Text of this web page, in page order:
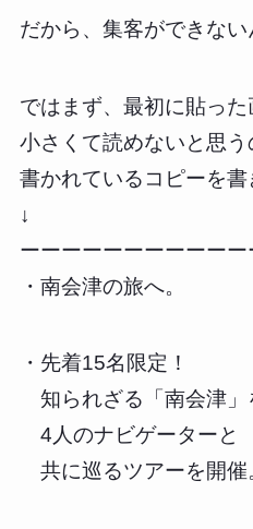
だから、集客ができない
ではまず、最初に貼っ
小さくて読めないと思う
書かれているコピーを書
↓
ーーーーーーーーーー
・南会津の旅へ。
・先着15名限定！
知られざる「南会津」
4人のナビゲーターと
共に巡るツアーを開催